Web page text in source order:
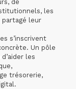
de
les
leur
s’inscrivent
Un pôle
les
trésorerie,